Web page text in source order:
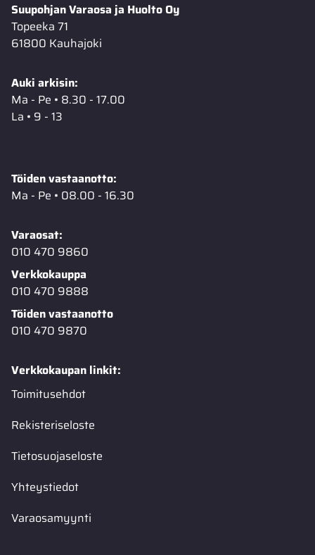
Suupohjan Varaosa ja Huolto Oy
Topeeka 71
61800 Kauhajoki
Auki arkisin:
Ma - Pe • 8.30 - 17.00
La • 9 - 13
Töiden vastaanotto:
Ma - Pe • 08.00 - 16.30
Varaosat:
010 470 9860
Verkkokauppa
010 470 9888
Töiden vastaanotto
010 470 9870
Verkkokaupan linkit:
Toimitusehdot
Rekisteriseloste
Tietosuojaseloste
Yhteystiedot
Varaosamyynti